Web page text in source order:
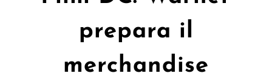
prepara il
merchandise